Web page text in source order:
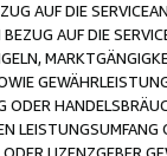
AUF DIE
AUF DIE
ODER